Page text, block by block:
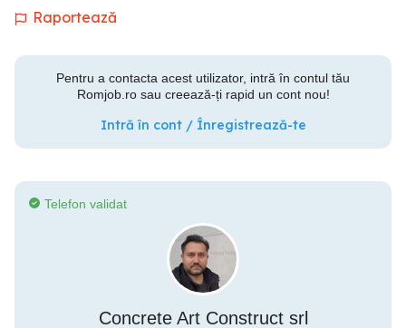
Raportează
Pentru a contacta acest utilizator, intră în contul tău
Romjob.ro sau creează-ți rapid un cont nou!
Intră în cont / Înregistrează-te
Telefon validat
Concrete Art Construct srl